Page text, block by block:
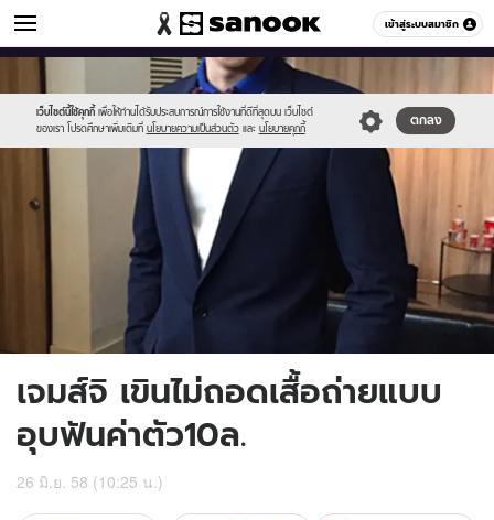
เข้าสู่ระบบสมาชิก
ข่าวบันเทิง หมวดอื่นๆ
เว็บไซต์นี้ใช้คุกกี้ เพื่อให้ท่านได้รับประสบการณ์การใช้งานที่ดีที่สุดบน เว็บไซต์
ของเรา โปรดศึกษาเพิ่มเติมที่ นโยบายความเป็นส่วนตัว และ นโยบายคุกกี้
ตกลง
Sanook
//s.isanook.com/sr/0/images/logo-
new-
sanook.png
//s.isanook.com/ns/0/ud/363/1818991/627587-
01.jpg
เจมส์จิ เขินไม่ถอดเสื้อถ่ายแบบ
อุบฟันค่าตัว10ล.
26 มิ.ย. 58 (10:25 น.)